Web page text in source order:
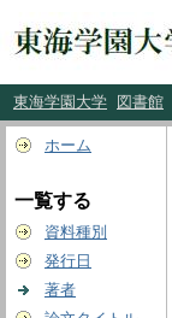
東海学園大学 図書館
ホーム
一覧する
資料種別
発行日
著者